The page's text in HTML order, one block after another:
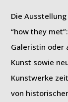
Die
“how they
Galeristin oder
Kunst sowie
Kunstwerke
von